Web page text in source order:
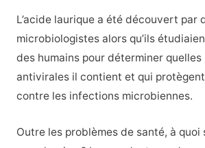
L’acide laurique a été découvert par
microbiologistes alors qu’ils
des humains pour déterminer
antivirales il contient et qui
contre les infections microbiennes.
Outre les problèmes de santé, à quoi